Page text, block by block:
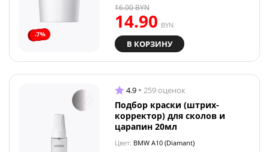
-7%
14.90 BYN
16.00BYN
В КОРЗИНУ
4.9 259 оценок
Подбор краски (штрих-
корректор) для сколов и
царапин 20мл
Цвет: BMW A10 (Diamant)